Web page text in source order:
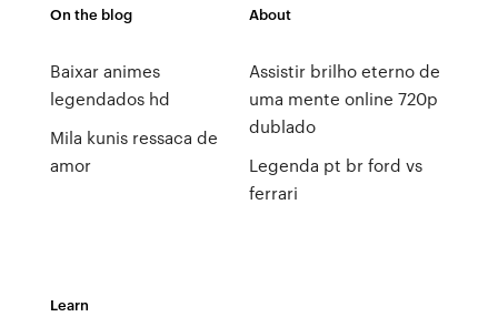
On the blog
Baixar animes
legendados hd
Mila kunis ressaca de
amor
About
Assistir brilho eterno de
uma mente online 720p
dublado
Legenda pt br ford vs
ferrari
Learn